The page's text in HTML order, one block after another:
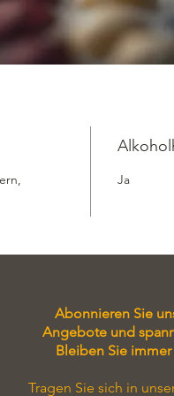
Ja
Abonnieren Sie
Angebote und
Bleiben Sie
Tragen Sie sich in